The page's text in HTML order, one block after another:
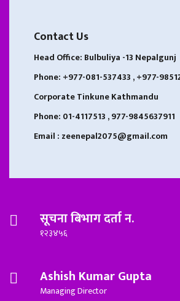
Contact Us
Head Office: Bulbuliya -13 Nepalgunj
Phone: +977-081-537433 , +977-
Corporate Tinkune Kathmandu
Phone: 01-4117513 , 977-9845637911
Email : zeenepal2075@gmail.com
सूचना बिभाग दर्ता न.
१२३४५६
Ashish Kumar Gupta
Managing Director